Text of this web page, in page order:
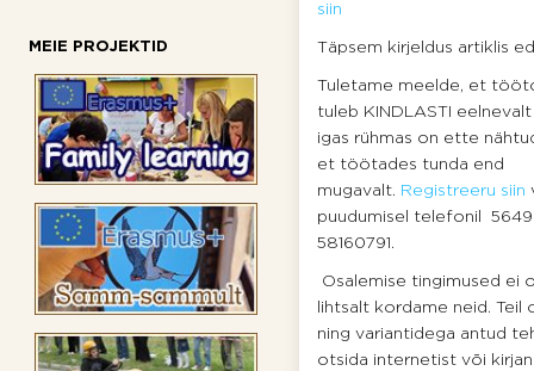
MEIE PROJEKTID
siin
Täpsem kirjeldus artiklis
Tuletame meelde, et
tuleb KINDLASTI
igas rühmas on ette
et töötades tunda end
mugavalt. Registreeru siin
puudumisel telefonil
58160791.
Osalemise tingimused ei
lihtsalt kordame neid.
ning variantidega antud
otsida internetist või